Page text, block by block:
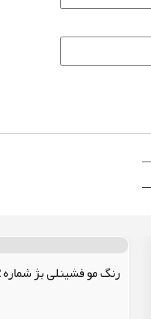
رنگ مو فشینلی بژ شماره 9.2